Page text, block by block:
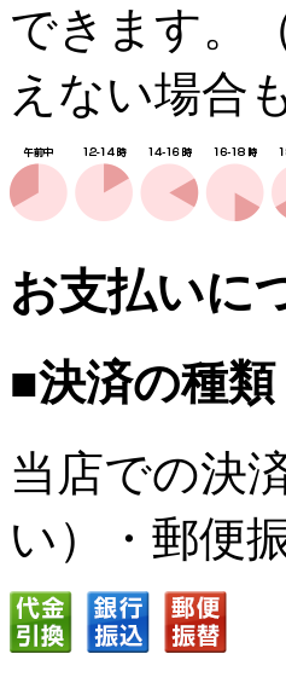
できます。
えない場合
お支払いに
■決済の種類
当店での決
い）・郵便